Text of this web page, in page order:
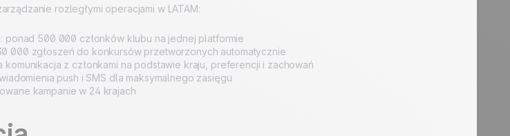
rozległymi operacjami w LATAM:
ponad 500 000 członków klubu na jednej platformie
000 zgłoszeń do konkursów przetworzonych automatycznie
z członkami na podstawie kraju, preferencji i zachowań
push i SMS dla maksymalnego zasięgu
kampanie w 24 krajach